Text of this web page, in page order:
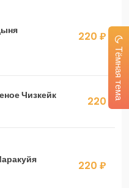
220 ₽
Чизкейк
220 ₽
220 ₽
Тёмная тема